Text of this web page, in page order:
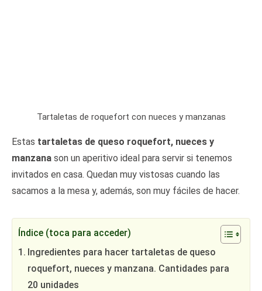
Tartaletas de roquefort con nueces y manzanas
Estas tartaletas de queso roquefort, nueces y
manzana son un aperitivo ideal para servir si tenemos
invitados en casa. Quedan muy vistosas cuando las
sacamos a la mesa y, además, son muy fáciles de hacer.
Índice (toca para acceder)
Ingredientes para hacer tartaletas de queso
roquefort, nueces y manzana. Cantidades para
20 unidades